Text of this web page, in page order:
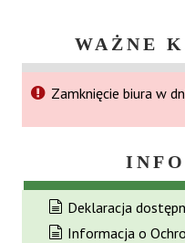
WAŻNE
Zamknięcie biura w
Deklaracja
Informacja o